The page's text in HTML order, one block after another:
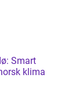
Smart
klima